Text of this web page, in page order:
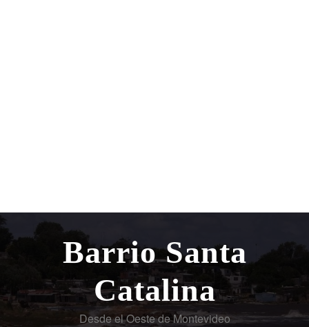
Barrio Santa
Catalina
Desde el Oeste de Montevideo